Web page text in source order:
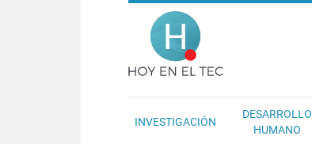
Pasar al contenido principal
INVESTIGACIÓN
DESARROLLO
HUMANO